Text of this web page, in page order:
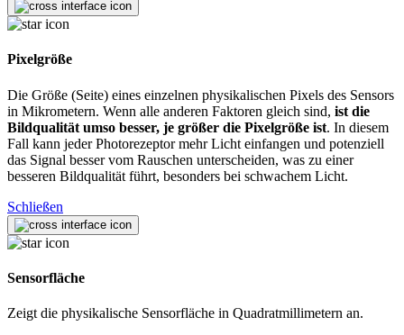
Pixelgröße
Die Größe (Seite) eines einzelnen physikalischen Pixels des Sensors
in Mikrometern. Wenn alle anderen Faktoren gleich sind, ist die
Bildqualität umso besser, je größer die Pixelgröße ist. In diesem
Fall kann jeder Photorezeptor mehr Licht einfangen und potenziell
das Signal besser vom Rauschen unterscheiden, was zu einer
besseren Bildqualität führt, besonders bei schwachem Licht.
Schließen
Sensorfläche
Zeigt die physikalische Sensorfläche in Quadratmillimetern an.